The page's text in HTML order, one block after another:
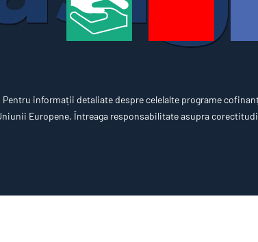
informații detaliate despre celelalte programe
Europene. Întreaga responsabilitate asupra